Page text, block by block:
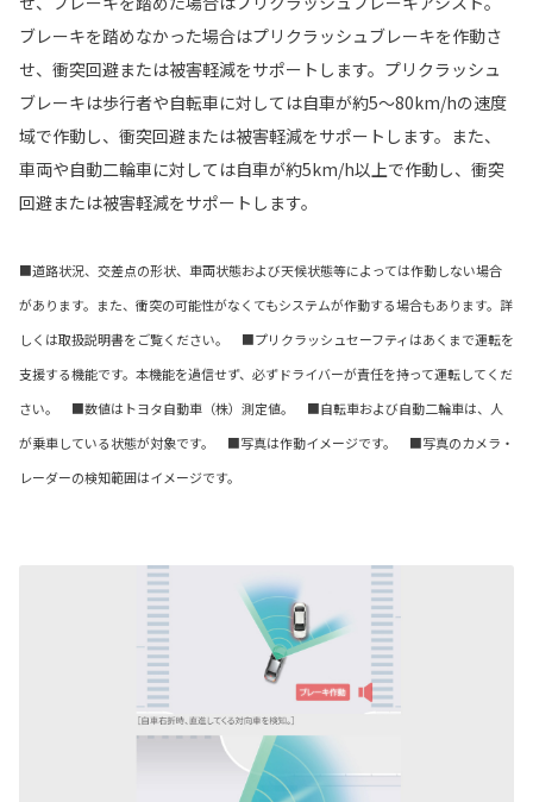
ブレーキを踏めなかった場合はプリクラッシュブレーキを作動さ
せ、衝突回避または被害軽減をサポートします。プリクラッシュ
ブレーキは歩行者や自転車に対しては自車が約5～80km/hの速度
域で作動し、衝突回避または被害軽減をサポートします。また、
車両や自動二輪車に対しては自車が約5km/h以上で作動し、衝突
回避または被害軽減をサポートします。
■道路状況、交差点の形状、車両状態および天候状態等によっては作動しない場合
があります。また、衝突の可能性がなくてもシステムが作動する場合もあります。詳
しくは取扱説明書をご覧ください。 ■プリクラッシュセーフティはあくまで運転を
支援する機能です。本機能を過信せず、必ずドライバーが責任を持って運転してくだ
さい。 ■数値はトヨタ自動車（株）測定値。 ■自転車および自動二輪車は、人
が乗車している状態が対象です。 ■写真は作動イメージです。 ■写真のカメラ・
レーダーの検知範囲はイメージです。